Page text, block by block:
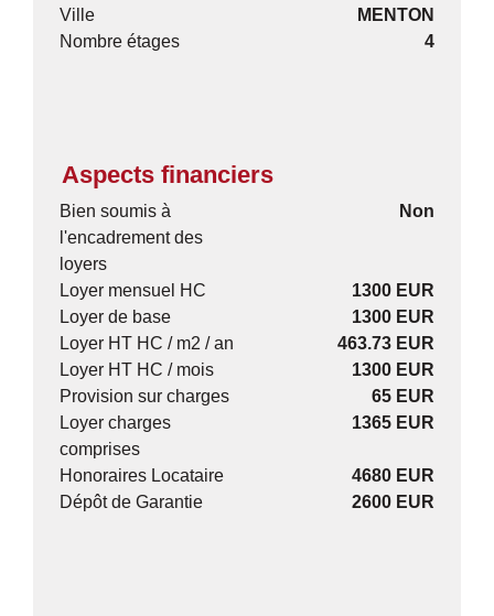
Ville
MENTON
Nombre étages
4
Aspects financiers
Bien soumis à
l'encadrement des
loyers
Non
Loyer mensuel HC
1300 EUR
Loyer de base
1300 EUR
Loyer HT HC / m2 / an
463.73 EUR
Loyer HT HC / mois
1300 EUR
Provision sur charges
65 EUR
Loyer charges
comprises
1365 EUR
Honoraires Locataire
4680 EUR
Dépôt de Garantie
2600 EUR